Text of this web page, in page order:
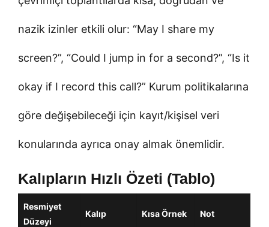
nazik izinler etkili olur: “May I share my
screen?”, “Could I jump in for a second?”, “Is it
okay if I record this call?” Kurum politikalarına
göre değişebileceği için kayıt/kişisel veri
konularında ayrıca onay almak önemlidir.
Kalıpların Hızlı Özeti (Tablo)
Resmiyet
Düzeyi
Kalıp Kısa Örnek Not